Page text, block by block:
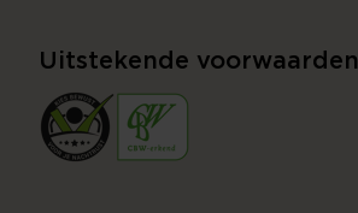
Uitstekende voorwaarden